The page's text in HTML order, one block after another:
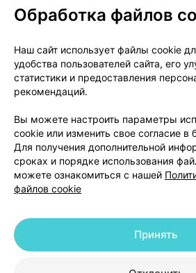
О проекте
Новости
Размещение рекламы
Публичный договор
Способы оплаты
Вакансии
Написать
Написать в
Персональные
© 2026 ООО «Артокс Лаб», УНП 191700409 |
+375 291212755
Обработка файлов
Наш сайт использует файлы cookie
удобства пользователей сайта, его
статистики и предоставления
рекомендаций.
Вы можете настроить параметры
cookie или изменить свое согласие в
Для получения дополнительной
сроках и порядке использования
можете ознакомиться с нашей
файлов cookie
Принять